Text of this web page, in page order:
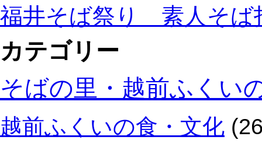
福井そば祭り 素人そば
カテゴリー
そばの里・越前ふくい
越前ふくいの食・文化